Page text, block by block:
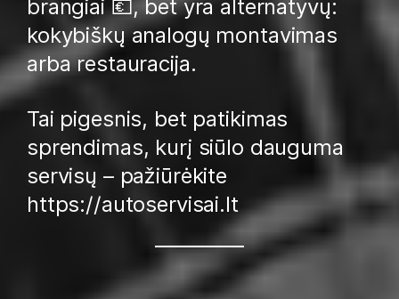
brangiai 💶, bet yra alternatyvų:
kokybiškų analogų montavimas
arba restauracija.
Tai pigesnis, bet patikimas
sprendimas, kurį siūlo dauguma
servisų – pažiūrėkite
https://autoservisai.lt